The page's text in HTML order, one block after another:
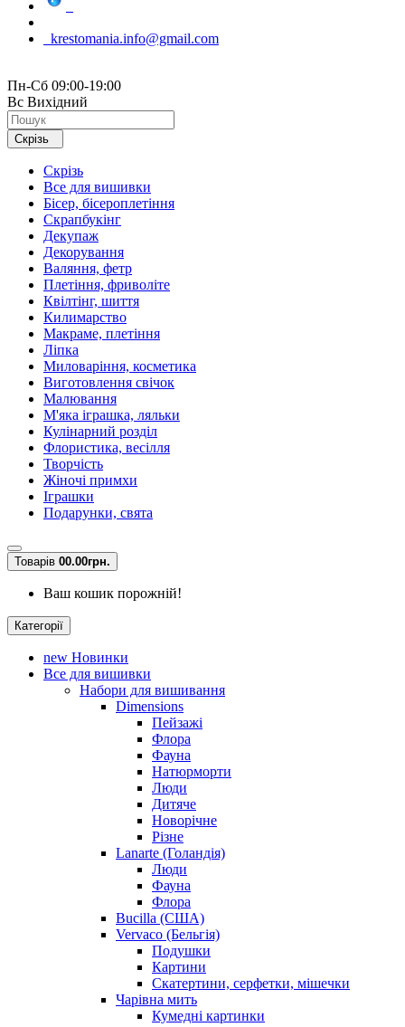
krestomania.info@gmail.com
Пн-Сб 09:00-19:00
Вс Вихідний
Скрізь
Скрізь
Все для вишивки
Бісер, бісероплетіння
Скрапбукінг
Декупаж
Декорування
Валяння, фетр
Плетіння, фриволіте
Квілтінг, шиття
Килимарство
Макраме, плетіння
Ліпка
Миловаріння, косметика
Виготовлення свічок
Малювання
М'яка іграшка, ляльки
Кулінарний розділ
Флористика, весілля
Творчість
Жіночі примхи
Іграшки
Подарунки, свята
Товарів 00.00грн.
Ваш кошик порожній!
Категорії
new Новинки
Все для вишивки
Набори для вишивання
Dimensions
Пейзажі
Флора
Фауна
Натюрморти
Люди
Дитяче
Новорічне
Різне
Lanarte (Голандія)
Люди
Фауна
Флора
Bucilla (США)
Vervaco (Бельгія)
Подушки
Картини
Скатертини, серфетки, мішечки
Чарiвна мить
Кумедні картинки